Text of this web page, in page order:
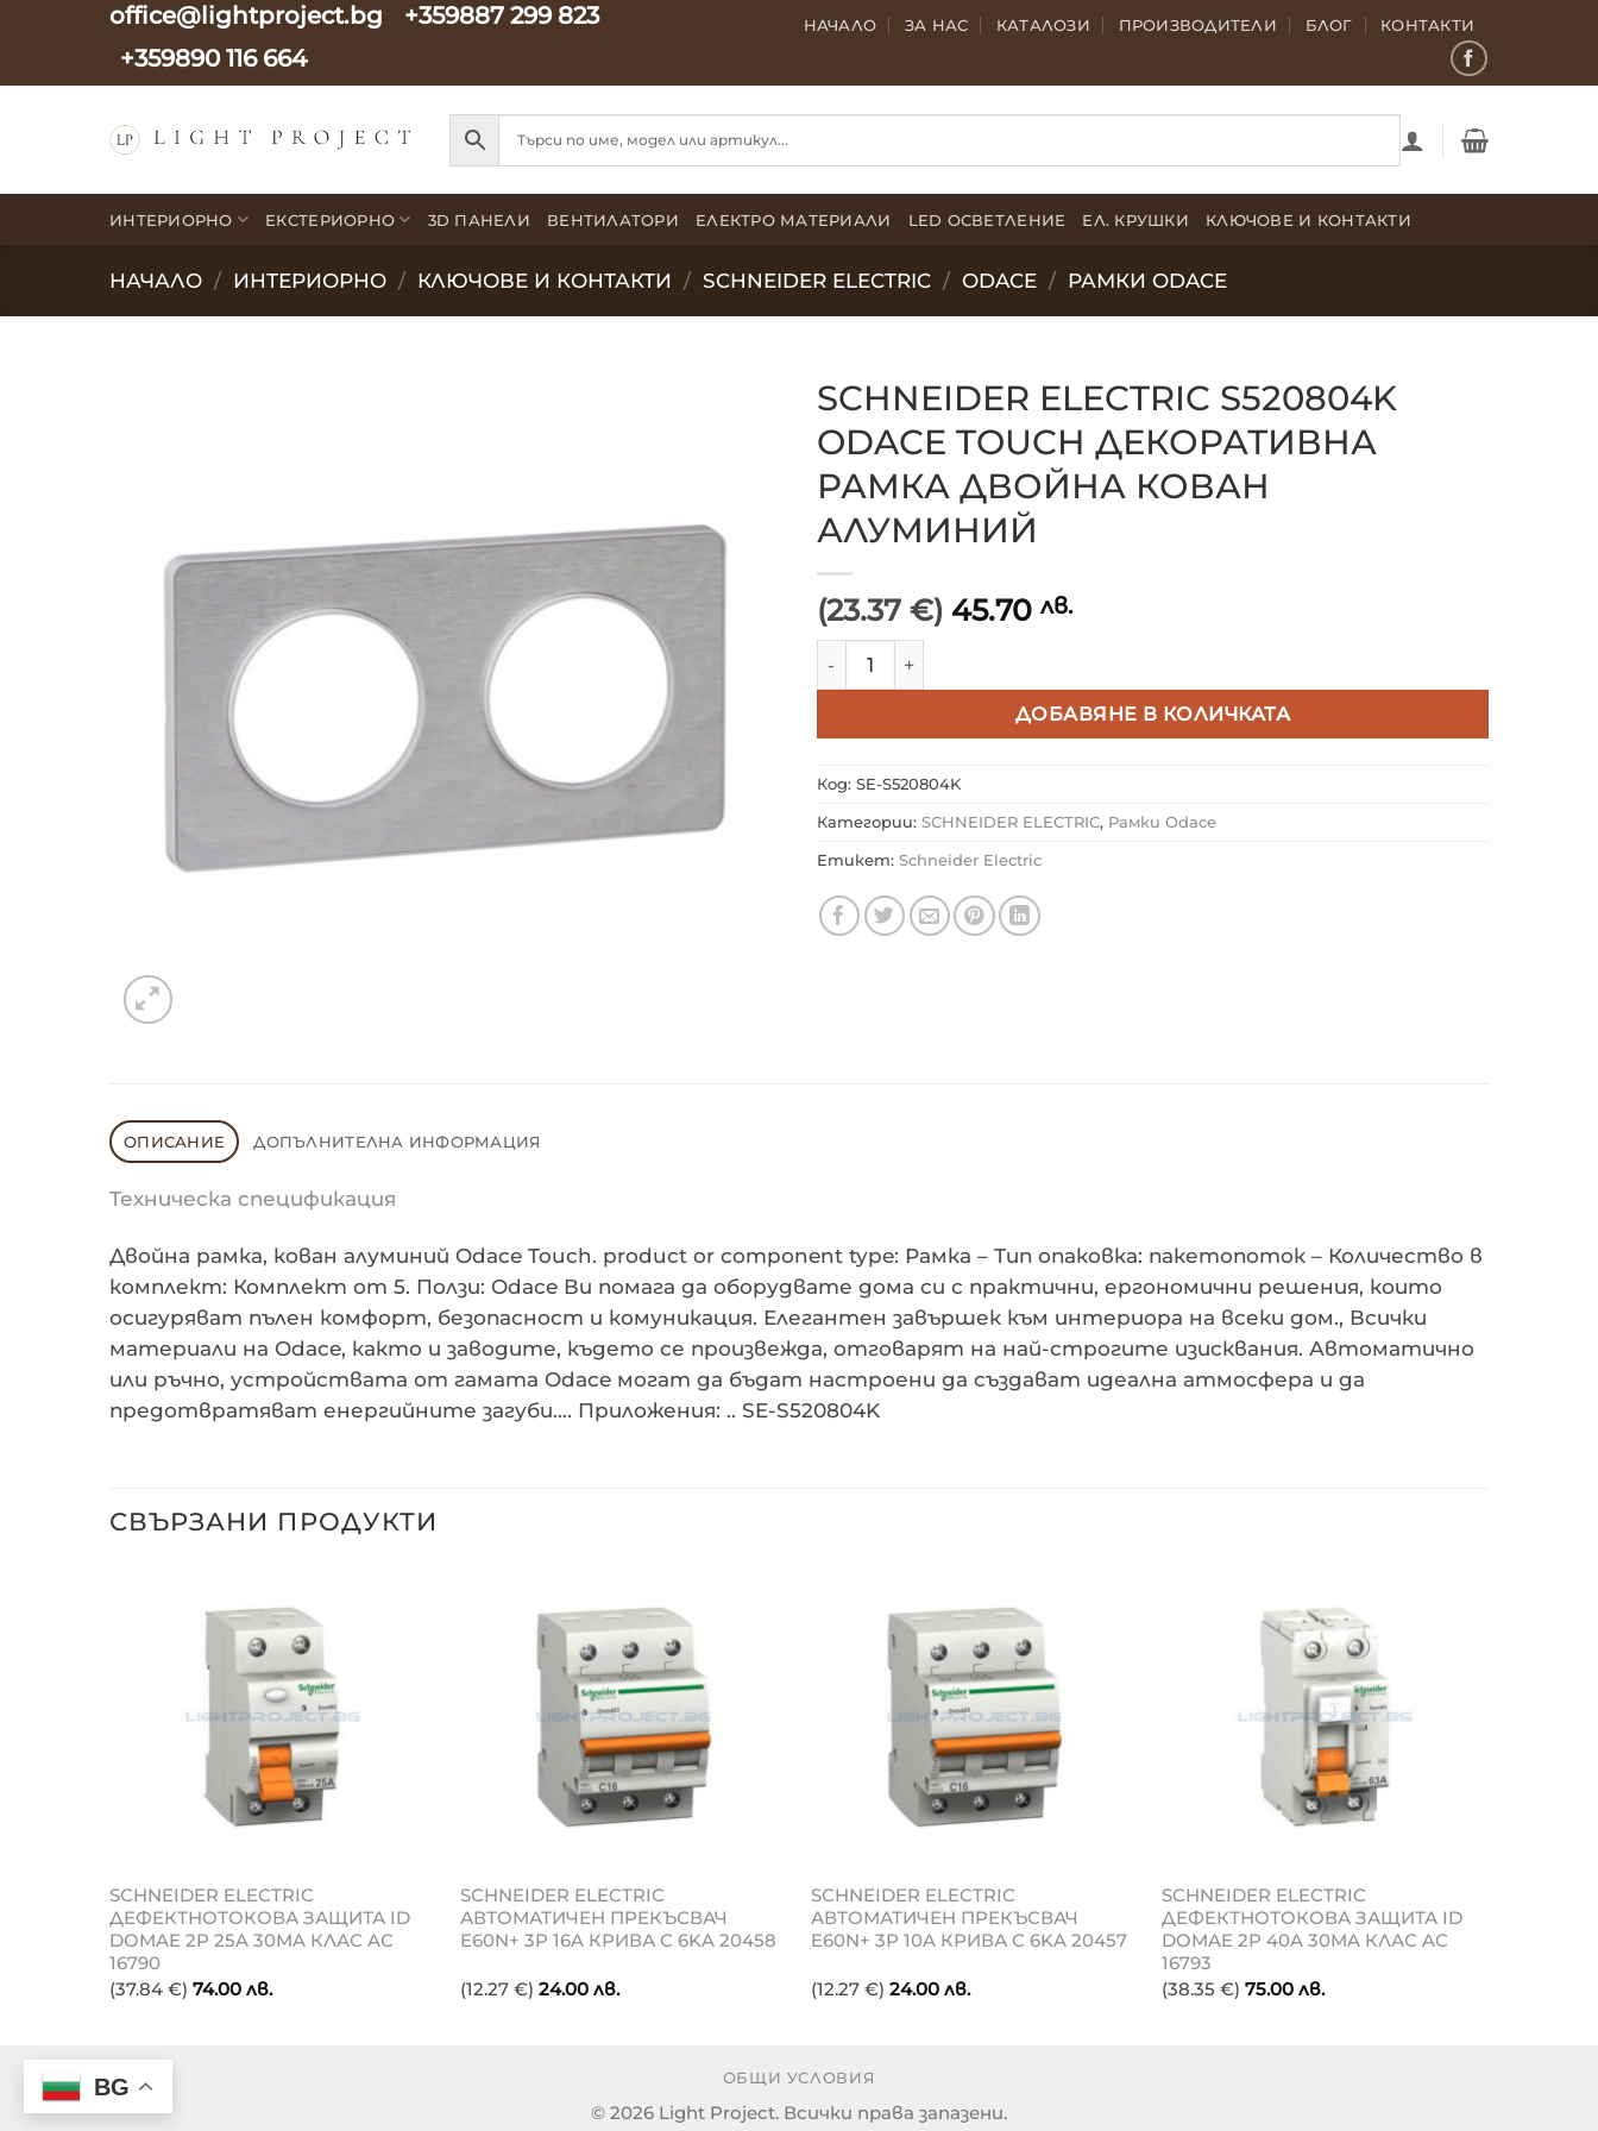
office@lightproject.bg
+359887 299 823
+359890 116 664
НАЧАЛО ЗА НАС КАТАЛОЗИ ПРОИЗВОДИТЕЛИ БЛОГ КОНТАКТИ
ИНТЕРИОРНО ЕКСТЕРИОРНО 3D ПАНЕЛИ ВЕНТИЛАТОРИ ЕЛЕКТРО МАТЕРИАЛИ LED ОСВЕТЛЕНИЕ ЕЛ. КРУШКИ КЛЮЧОВЕ И КОНТАКТИ
НАЧАЛО / ИНТЕРИОРНО / КЛЮЧОВЕ И КОНТАКТИ / SCHNEIDER ELECTRIC / ODACE / РАМКИ ODACE
SCHNEIDER ELECTRIC S520804K
ODACE TOUCH ДЕКОРАТИВНА
РАМКА ДВОЙНА КОВАН
АЛУМИНИЙ
(23.37 €) 45.70 лв.
количество за SCHNEIDER ELECTRIC S520804K ODACE TOUCH
ДОБАВЯНЕ В КОЛИЧКАТА
Код: SE-S520804K
Категории: SCHNEIDER ELECTRIC, Рамки Odace
Етикет: Schneider Electric
ОПИСАНИЕ ДОПЪЛНИТЕЛНА ИНФОРМАЦИЯ
Техническа спецификация
Двойна рамка, кован алуминий Odace Touch. product or component type: Рамка – Тип опаковка: пакетопоток – Количество в
комплект: Комплект от 5. Ползи: Odace Ви помага да оборудвате дома си с практични, ергономични решения, които
осигуряват пълен комфорт, безопасност и комуникация. Елегантен завършек към интериора на всеки дом., Всички
материали на Odace, както и заводите, където се произвежда, отговарят на най-строгите изисквания. Автоматично
или ръчно, устройствата от гамата Odace могат да бъдат настроени да създават идеална атмосфера и да
предотвратяват енергийните загуби…. Приложения: .. SE-S520804K
СВЪРЗАНИ ПРОДУКТИ
SCHNEIDER ELECTRIC
ДЕФЕКТНОТОКОВА ЗАЩИТА ID
DOMAE 2P 25A 30MA КЛАС AC
16790
(37.84 €) 74.00 лв.
SCHNEIDER ELECTRIC
АВТОМАТИЧЕН ПРЕКЪСВАЧ
E60N+ 3P 16A КРИВА C 6KA 20458
(12.27 €) 24.00 лв.
SCHNEIDER ELECTRIC
АВТОМАТИЧЕН ПРЕКЪСВАЧ
E60N+ 3P 10A КРИВА C 6KA 20457
(12.27 €) 24.00 лв.
SCHNEIDER ELECTRIC
ДЕФЕКТНОТОКОВА ЗАЩИТА ID
DOMAE 2P 40A 30MA КЛАС AC
16793
(38.35 €) 75.00 лв.
ОБЩИ УСЛОВИЯ
© 2026 Light Project. Всички права запазени.
BG